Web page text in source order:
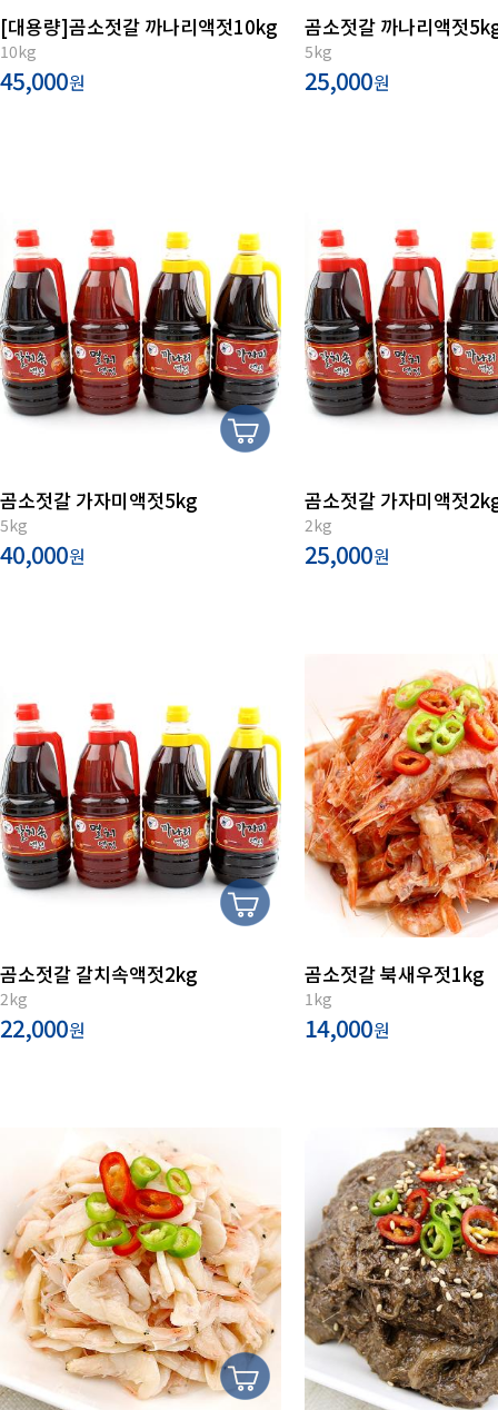
[대용량]곰소젓갈 까나리액젓10kg
10kg
45,000원
곰소젓갈 까나리액젓
5kg
25,000원
곰소젓갈 가자미액젓5kg
5kg
40,000원
곰소젓갈 가자미액젓
2kg
25,000원
곰소젓갈 갈치속액젓2kg
2kg
22,000원
곰소젓갈 북새우젓1kg
1kg
14,000원